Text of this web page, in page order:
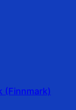
(Finnmark)